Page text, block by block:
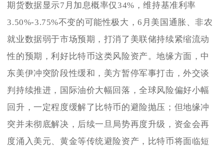
期货数据显示7月加息概率仅34%，维持基准利率
3.50%-3.75%不变的可能性极大，6月美国通胀、非农
就业数据弱于市场预期，打消了美联储持续紧缩流动
性的预期，利好比特币这类风险资产。地缘方面，中
东美伊冲突阶段性缓和，美方暂停军事打击，外交谈
判持续推进，国际油价大幅回落，全球风险偏好小幅
回升，一定程度缓解了比特币的避险抛压；但地缘冲
突并未彻底解决，后续一旦局势再度升级，资金会再
度涌入美元、黄金等传统避险资产，比特币将面临短